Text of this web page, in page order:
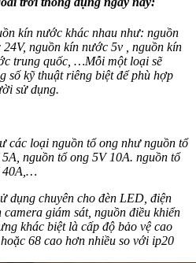
kín nước khác nhau như: nguồn
nguồn kín nước 5v , nguồn kín
trung quốc, …Mỗi một loại sẽ
số kỹ thuật riêng biệt để phù hợp
sử dụng.
các loại nguồn tổ ong như nguồn tổ
nguồn tổ ong 5V 10A. nguồn tổ
40A,…
dụng chuyên cho đèn LED, điện
giám sát, nguồn điều khiển
khác biệt là cấp độ bảo vệ cao
68 cao hơn nhiều so với ip20